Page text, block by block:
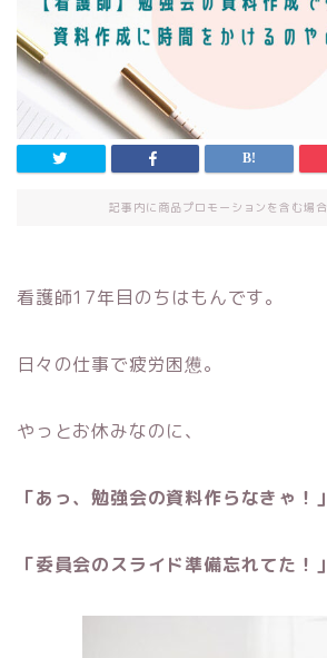
記事内に商品プロモーションを含む場
看護師17年目のちはもんです。
日々の仕事で疲労困憊。
やっとお休みなのに、
「あっ、勉強会の資料作らなきゃ！」
「委員会のスライド準備忘れてた！」